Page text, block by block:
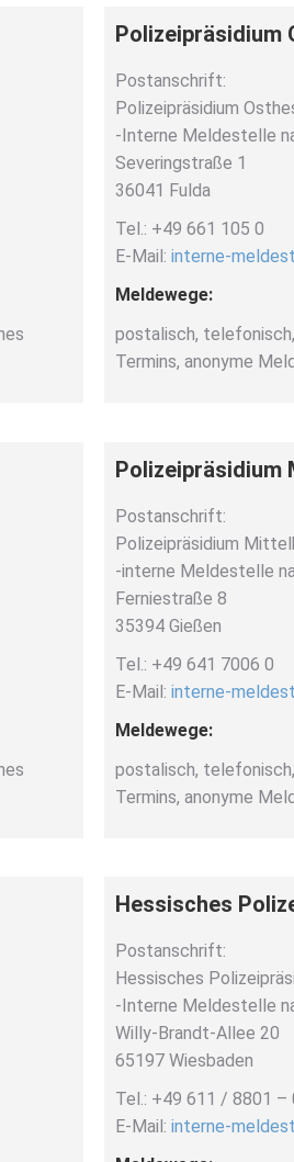
Polizeipräsidium
Postanschrift:
Polizeipräsidium
-Interne Meldestelle
Severingstraße 1
36041 Fulda
Tel.: +49 661 105 0
E-Mail: interne-
Meldewege:
postalisch,
Termins, anonyme
Polizeipräsidium
Postanschrift:
Polizeipräsidium
-interne Meldestelle
Ferniestraße 8
35394 Gießen
Tel.: +49 641 7006 0
E-Mail: interne-
Meldewege:
postalisch,
Termins, anonyme
Hessisches
Postanschrift:
Hessisches
-Interne Meldestelle
Willy-Brandt-Allee 20
65197 Wiesbaden
Tel.: +49 611 / 8801 –
E-Mail: interne-